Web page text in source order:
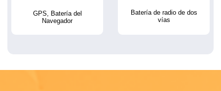
GPS, Batería del
Navegador
Batería de radio de dos
vías